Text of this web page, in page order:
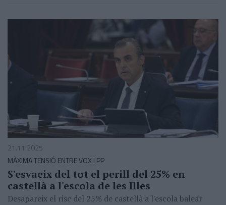
21.11.2025
MÀXIMA TENSIÓ ENTRE VOX I PP
S'esvaeix del tot el perill del 25% en
castellà a l'escola de les Illes
Desapareix el risc del 25% de castellà a l'escola balear